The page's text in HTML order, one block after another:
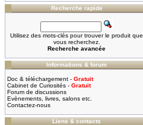
Recherche rapide
Utilisez des mots-clés pour trouver le produit que
vous recherchez.
Recherche avancée
Informations & forum
Doc & téléchargement - Gratuit
Cabinet de Curiosités - Gratuit
Forum de discussions
Evènements, livres, salons etc.
Contactez-nous
Liens & contacts